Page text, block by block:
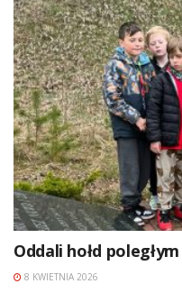
Oddali hołd
8 KWIETNIA 2026